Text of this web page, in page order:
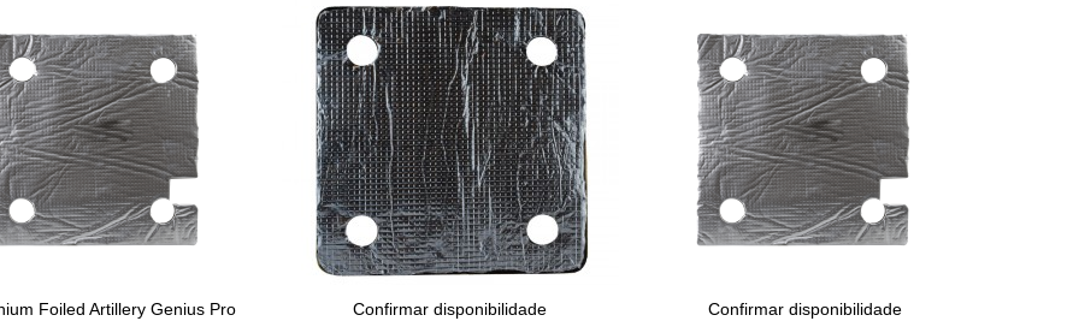
Ao Carrinho
Foiled Artillery Genius Pro View More
Confirmar disponibilidade
View More
Confirmar disponibilidade